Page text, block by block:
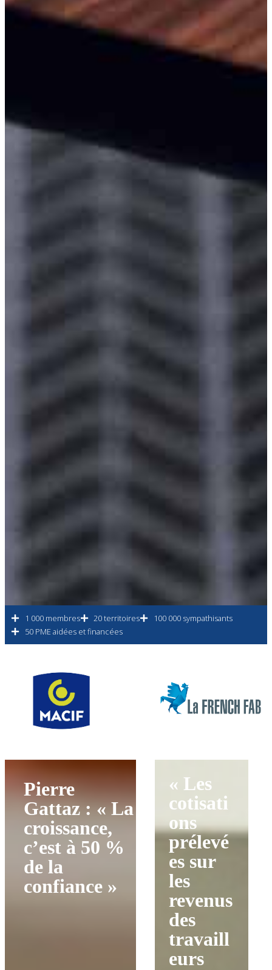
1 000 membres 20 territoires
100 000 sympathisants
50 PME aidées et financées
Pierre
Gattaz : « La
croissance,
c’est à 50 %
de la
confiance »
« Les
cotisati
ons
prélevé
es sur
les
revenus
des
travaill
eurs